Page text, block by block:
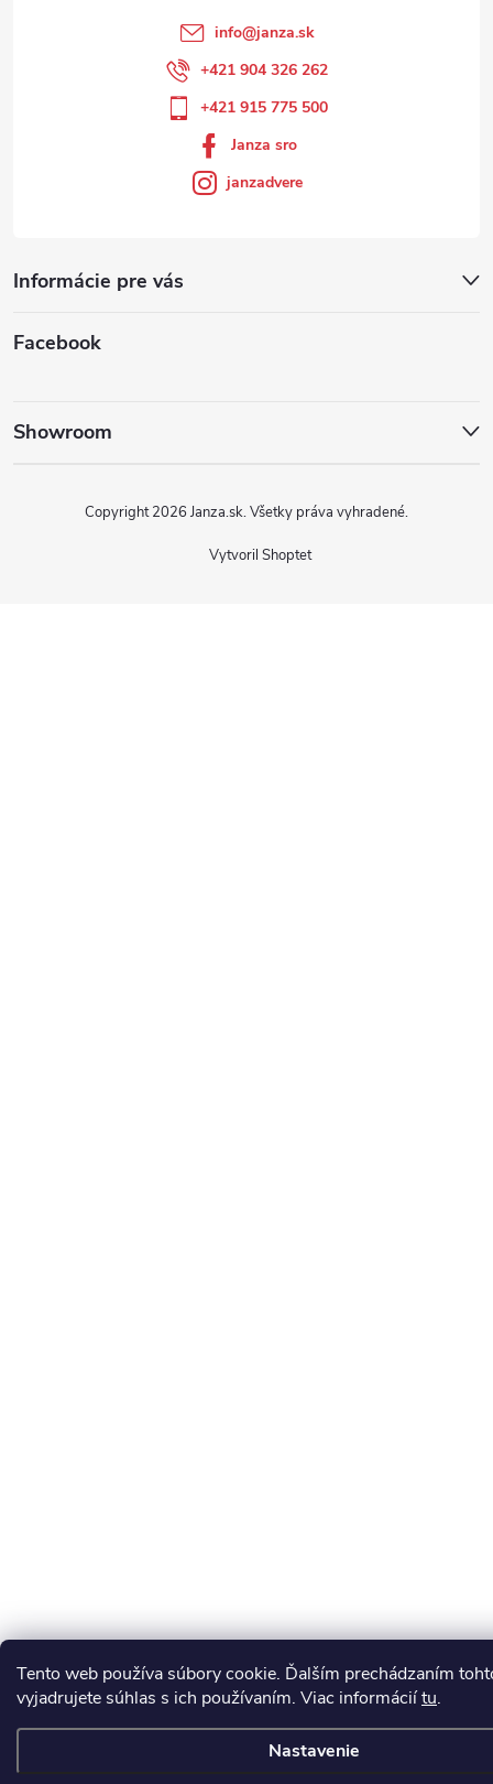
Tento web používa súbory cookie. Ďalším prechádzaním
vyjadrujete súhlas s ich používaním. Viac informáciítu.
Nastavenie
Informácie pre vás
info@janza.sk
+421 904 326 262
+421 915 775 500
Janza sro
janzadvere
Facebook
Showroom
Vytvoril Shoptet
Copyright 2026 Janza.sk. Všetky práva vyhradené.